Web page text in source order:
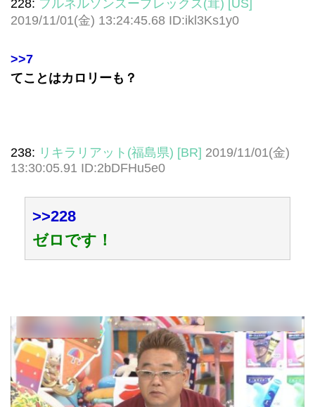
228: フルネルソンスープレックス(茸) [US]
2019/11/01(金) 13:24:45.68 ID:ikl3Ks1y0
>>7
てことはカロリーも？
238: リキラリアット(福島県) [BR] 2019/11/01(金)
13:30:05.91 ID:2bDFHu5e0
>>228
ゼロです！